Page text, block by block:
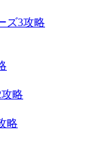
ズ3攻略
略
略